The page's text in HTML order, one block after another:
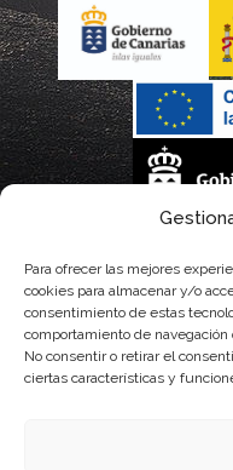
Para ofrecer las mejores
cookies para almacenar y/o
consentimiento de estas
comportamiento de
No consentir o retirar el
ciertas características y
parcialmente,
con fondos provenientes del